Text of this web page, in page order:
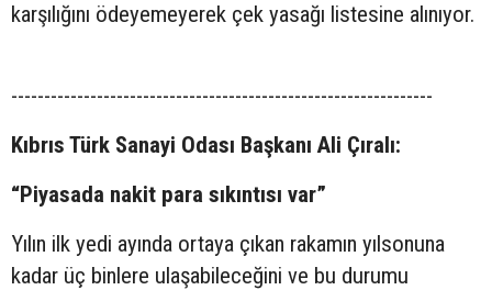
karşılığını ödeyemeyerek çek yasağı listesine alınıyor.
----------------------------------------------------------------
Kıbrıs Türk Sanayi Odası Başkanı Ali Çıralı:
“Piyasada nakit para sıkıntısı var”
Yılın ilk yedi ayında ortaya çıkan rakamın yılsonuna
kadar üç binlere ulaşabileceğini ve bu durumu